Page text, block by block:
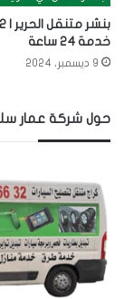
خدمة 24 ساعة
9 ديسمبر، 2024
حول شركة عمار